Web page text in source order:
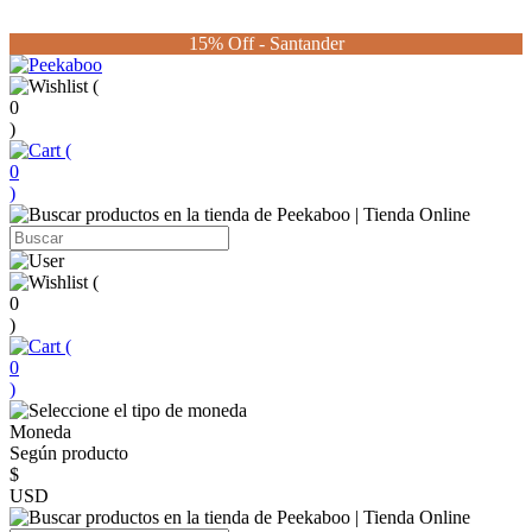
15% Off - Santander
(
0
)
(
0
)
(
0
)
(
0
)
Moneda
Según producto
$
USD